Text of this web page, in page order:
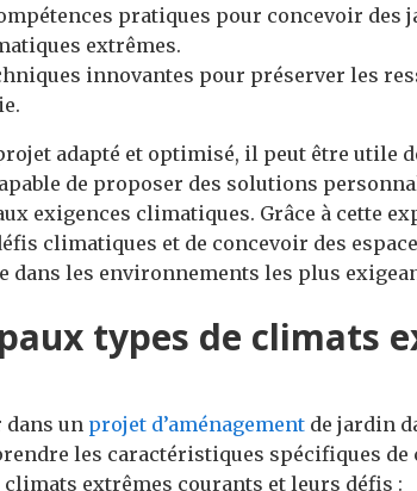
pratiques pour concevoir des
extrêmes.
innovantes pour préserver les
adapté et optimisé, il peut être utile
de proposer des solutions
exigences climatiques. Grâce à cette
climatiques et de concevoir des
dans les environnements les plus
types de climats
dans un projet d’aménagement de jardin
les caractéristiques spécifiques
climats extrêmes courants et leurs défis :